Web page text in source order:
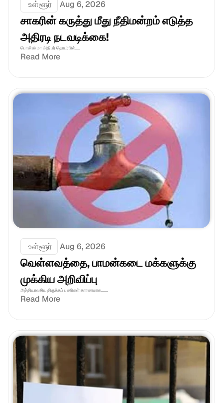
உள்ளூர் Aug 6, 2026
சாகரின் கருத்து மீது நீதிமன்றம் எடுத்த
அதிரடி நடவடிக்கை!
பொலிஸ் மா அதிபர் தொடர்பில்.....
Read More
உள்ளூர் Aug 6, 2026
வெள்ளவத்தை, பாமன்கடை மக்களுக்கு
முக்கிய அறிவிப்பு
அத்தியாவசிய திருத்தப் பணிகள் காரணமாக.......
Read More